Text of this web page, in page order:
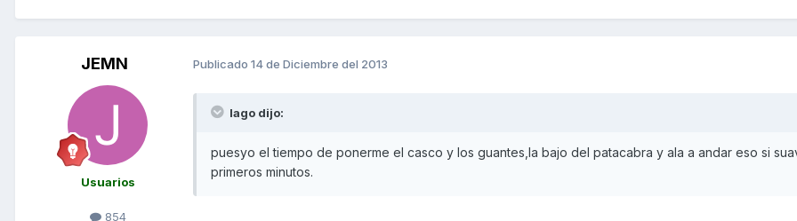
JEMN
Usuarios
854
Publicado 14 de Diciembre del 2013
lago dijo:
puesyo el tiempo de ponerme el casco y los guantes,la bajo del patacabra y ala a andar eso si
primeros minutos.